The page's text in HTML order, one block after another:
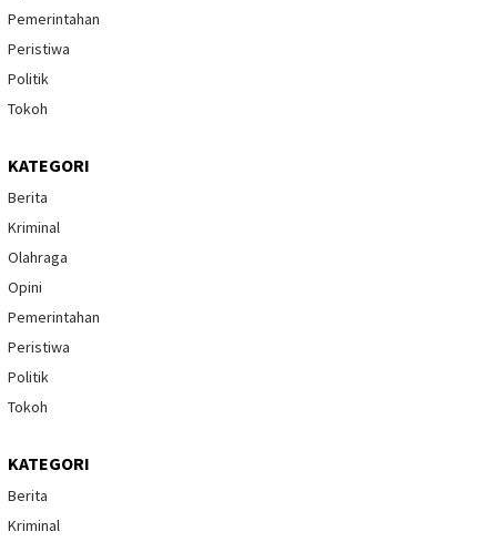
Pemerintahan
Peristiwa
Politik
Tokoh
KATEGORI
Berita
Kriminal
Olahraga
Opini
Pemerintahan
Peristiwa
Politik
Tokoh
KATEGORI
Berita
Kriminal